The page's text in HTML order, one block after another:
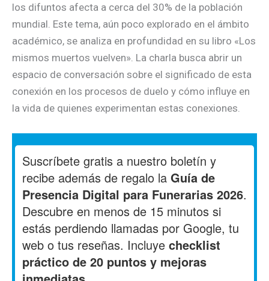
los difuntos afecta a cerca del 30% de la población
mundial. Este tema, aún poco explorado en el ámbito
académico, se analiza en profundidad en su libro «Los
mismos muertos vuelven». La charla busca abrir un
espacio de conversación sobre el significado de esta
conexión en los procesos de duelo y cómo influye en
la vida de quienes experimentan estas conexiones.